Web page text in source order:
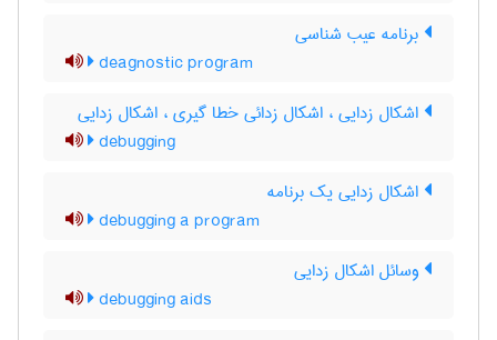
برنامه عیب شناسی
deagnostic program
اشکال زدایی ، اشکال زدائی خطا گیری ، اشکال ‌زدایی
debugging
اشکال زدایی یک برنامه
debugging a program
وسائل اشکال زدایی
debugging aids